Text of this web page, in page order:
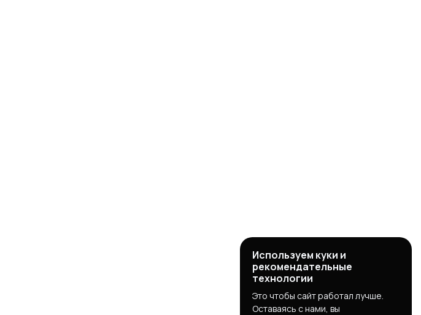
Используем куки и
рекомендательные
технологии
Это чтобы сайт работал лучше.
Оставаясь с нами, вы